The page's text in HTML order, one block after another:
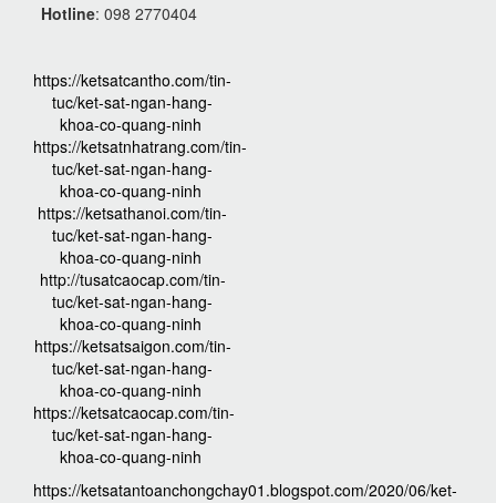
Hotline: 098 2770404
https://ketsatcantho.com/tin-
tuc/ket-sat-ngan-hang-
khoa-co-quang-ninh
https://ketsatnhatrang.com/tin-
tuc/ket-sat-ngan-hang-
khoa-co-quang-ninh
https://ketsathanoi.com/tin-
tuc/ket-sat-ngan-hang-
khoa-co-quang-ninh
http://tusatcaocap.com/tin-
tuc/ket-sat-ngan-hang-
khoa-co-quang-ninh
https://ketsatsaigon.com/tin-
tuc/ket-sat-ngan-hang-
khoa-co-quang-ninh
https://ketsatcaocap.com/tin-
tuc/ket-sat-ngan-hang-
khoa-co-quang-ninh
https://ketsatantoanchongchay01.blogspot.com/2020/06/ket-